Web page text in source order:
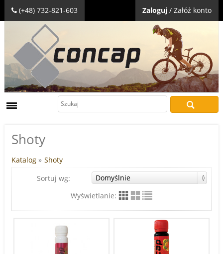
(+48) 732-821-603 Zaloguj /Załóż konto
Shoty
Katalog» Shoty
Sortuj wg:
Wyświetlanie: